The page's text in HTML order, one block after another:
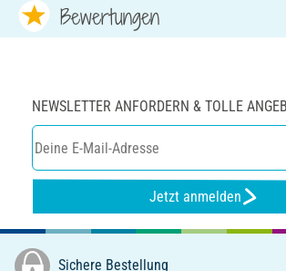
Bewertungen
NEWSLETTER ANFORDERN & TOLLE
Jetzt anmelden
Sichere Bestellung